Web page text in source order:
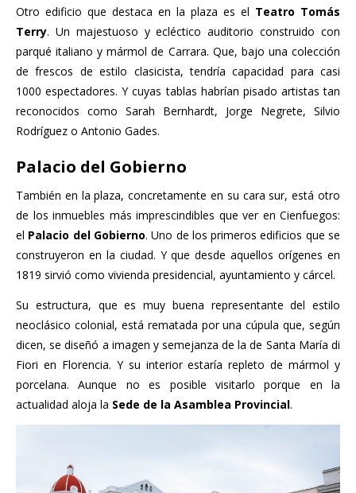
Otro edificio que destaca en la plaza es el Teatro Tomás
Terry. Un majestuoso y ecléctico auditorio construido con
parqué italiano y mármol de Carrara. Que, bajo una colección
de frescos de estilo clasicista, tendría capacidad para casi
1000 espectadores. Y cuyas tablas habrían pisado artistas tan
reconocidos como Sarah Bernhardt, Jorge Negrete, Silvio
Rodríguez o Antonio Gades.
Palacio del Gobierno
También en la plaza, concretamente en su cara sur, está otro
de los inmuebles más imprescindibles que ver en Cienfuegos:
el Palacio del Gobierno. Uno de los primeros edificios que se
construyeron en la ciudad. Y que desde aquellos orígenes en
1819 sirvió como vivienda presidencial, ayuntamiento y cárcel.
Su estructura, que es muy buena representante del estilo
neoclásico colonial, está rematada por una cúpula que, según
dicen, se diseñó a imagen y semejanza de la de Santa María di
Fiori en Florencia. Y su interior estaría repleto de mármol y
porcelana. Aunque no es posible visitarlo porque en la
actualidad aloja la Sede de la Asamblea Provincial.